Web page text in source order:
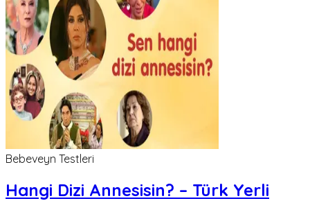
Bebeveyn Testleri
Hangi Dizi Annesisin? – Türk Yerli